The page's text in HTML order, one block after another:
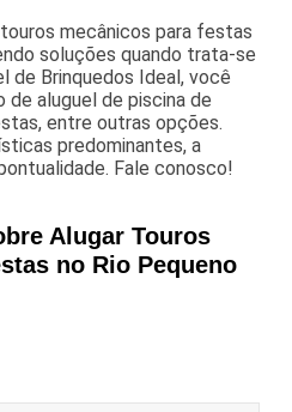
mecânicos para festas
soluções quando trata-se
de Brinquedos Ideal, você
aluguel de piscina de
entre outras opções.
predominantes, a
Fale conosco!
Alugar Touros
no Rio Pequeno